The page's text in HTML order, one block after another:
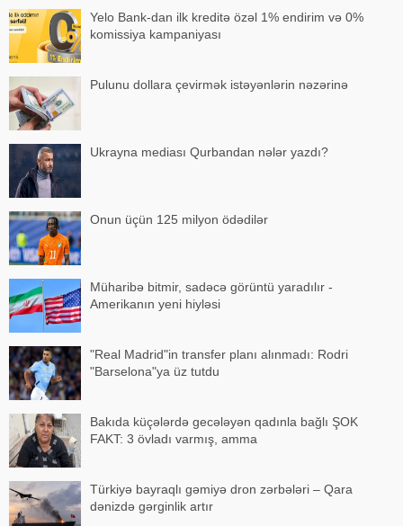
Yelo Bank-dan ilk kreditə özəl 1% endirim və 0%
komissiya kampaniyası
Pulunu dollara çevirmək istəyənlərin nəzərinə
Ukrayna mediası Qurbandan nələr yazdı?
Onun üçün 125 milyon ödədilər
Müharibə bitmir, sadəcə görüntü yaradılır -
Amerikanın yeni hiyləsi
"Real Madrid"in transfer planı alınmadı: Rodri
"Barselona"ya üz tutdu
Bakıda küçələrdə gecələyən qadınla bağlı ŞOK
FAKT: 3 övladı varmış, amma
Türkiyə bayraqlı gəmiyə dron zərbələri – Qara
dənizdə gərginlik artır